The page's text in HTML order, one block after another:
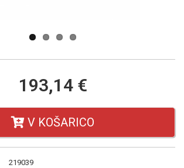
193,14 €
V KOŠARICO
219039